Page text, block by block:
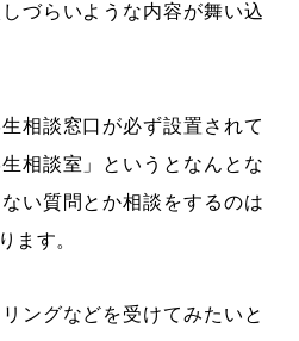
づらいような内容が舞い込
相談窓口が必ず設置されて
相談室」というとなんとな
い質問とか相談をするのは
ます。
ングなどを受けてみたいと